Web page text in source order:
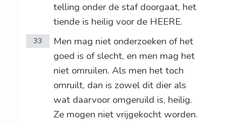
telling onder de staf doorgaat, het
tiende is heilig voor de HEERE.
33
Men mag niet onderzoeken of het
goed is of slecht, en men mag het
niet omruilen. Als men het toch
omruilt, dan is zowel dit dier als
wat daarvoor omgeruild is, heilig.
Ze mogen niet vrijgekocht worden.